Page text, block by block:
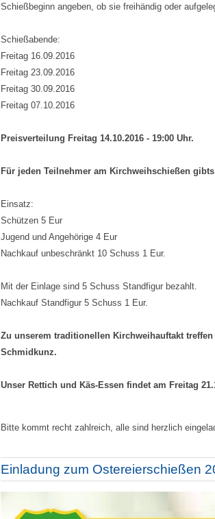
Schießbeginn angeben, ob sie freihändig oder
Schießabende:
Freitag 16.09.2016
Freitag 23.09.2016
Freitag 30.09.2016
Freitag 07.10.2016
Preisverteilung Freitag 14.10.2016 - 19:00 Uhr.
Für jeden Teilnehmer am Kirchweihschießen
Einsatz:
Schützen 5 Eur
Jugend und Angehörige 4 Eur
Nachkauf unbeschränkt 10 Schuss 1 Eur.
Mit der Einlage sind 5 Schuss Standfigur bezahlt.
Nachkauf Standfigur 5 Schuss 1 Eur.
Zu unserem traditionellen Kirchweihauftakt
Schmidkunz.
Unser Rettich und Käs-Essen findet am Freitag
Bitte kommt recht zahlreich, alle sind herzlich
Einladung zum Ostereierschießen